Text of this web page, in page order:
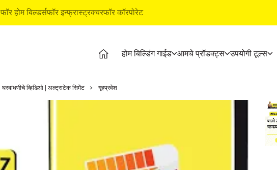
फॉर होम बिल्डर्सफॉर इन्फ्रास्ट्रक्चरफॉर कॉरपोरेट
होम बिल्डिंग गाईड आमचे प्रॉडक्ट्स उपयोगी टूल्स
होम बिल्डिंग स्टेजेस
क्वीक गाईड
अल्ट्राटेक सिमेंट
अल्ट्राटेक बिल्डिंग सोल्युशन्स
वॉटरप्रूफिंग सिस्टीम
कॉस्ट
स्टोर
घरबांधणीचे व्हिडिओ | अल्ट्राटेक सिमेंट गृहप्रवेश